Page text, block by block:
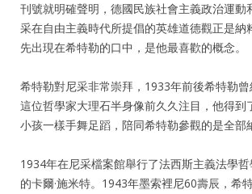
刊號就明確聲明，德國民族社會主義政治運
采在自由主義時代所提倡的英雄道德觀正是納
先出現在希特勒的口中，是他最喜歡的概念。
希特勒對尼采非常崇拜，1933年前後希特勒
這位哲學家大理石半身像前久久注目，他得
小孩一樣手舞足蹈，陪同希特勒參觀的是全部
1934年在尼采檔案館舉行了法西斯主義法學
的卡爾·施米特。1943年墨索裡尼60壽辰，希